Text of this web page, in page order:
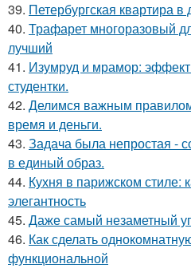
39. Петербургская квартира в
40. Трафарет многоразовый
лучший
41. Изумруд и мрамор:
студентки.
42. Делимся важным
время и деньги.
43. Задача была непростая -
в единый образ.
44. Кухня в парижском стиле:
элегантность
45. Даже самый незаметный
46. Как сделать
функциональной